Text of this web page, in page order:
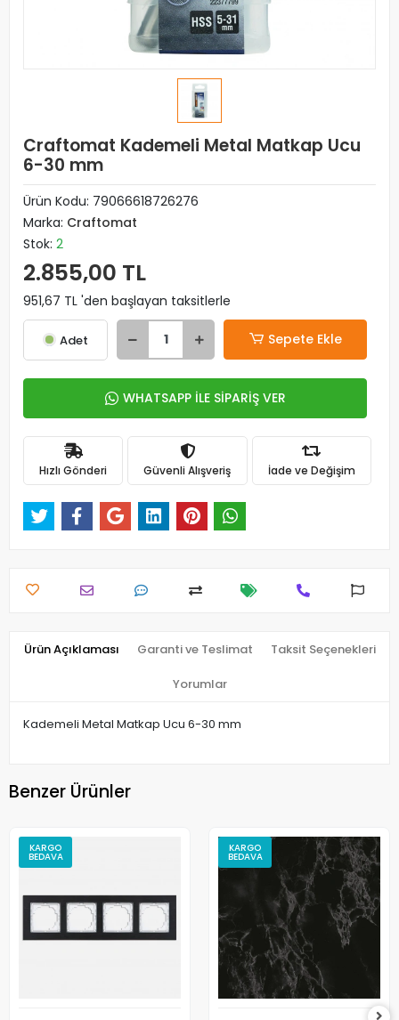
Craftomat Kademeli Metal Matkap Ucu
6-30 mm
Ürün Kodu: 79066618726276
Marka: Craftomat
Stok: 2
2.855,00 TL
951,67 TL 'den başlayan taksitlerle
Adet Sepete Ekle
WHATSAPP İLE SİPARİŞ VER
Hızlı Gönderi Güvenli Alışveriş İade ve Değişim
Ürün Açıklaması Garanti ve Teslimat Taksit Seçenekleri
Yorumlar
Kademeli Metal Matkap Ucu 6-30 mm
Benzer Ürünler
KARGO
BEDAVA
KARGO
BEDAVA